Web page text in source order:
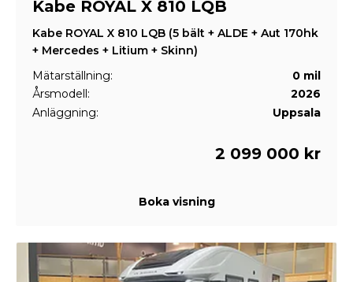
Kabe ROYAL X 810 LQB
Kabe ROYAL X 810 LQB (5 bält + ALDE + Aut 170hk
+ Mercedes + Litium + Skinn)
Mätarställning:
0 mil
Årsmodell:
2026
Anläggning:
Uppsala
2 099 000 kr
Boka visning